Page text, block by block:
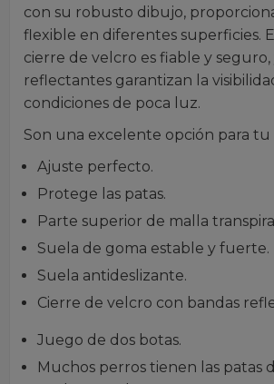
con su robusto dibujo,
flexible en diferentes superficies.
cierre de velcro es fiable y seguro,
reflectantes garantizan la
condiciones de poca luz.
Son una excelente opción para tu
Ajuste perfecto.
Protege las patas.
Parte superior de malla
Suela de goma estable y fuerte.
Suela antideslizante.
Cierre de velcro con bandas
Juego de dos botas.
Muchos perros tienen las patas